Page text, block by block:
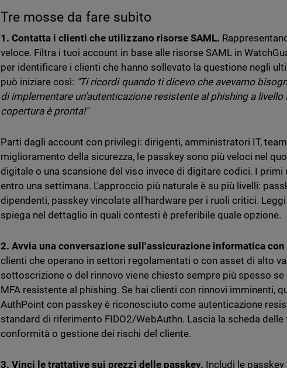
Tre mosse da fare subito
1. Contatta i clienti che utilizzano risorse SAML.
veloce. Filtra i tuoi account in base alle risorse SAML in
per identificare i clienti che hanno sollevato la questione negli
può iniziare così: "Ti ricordi quando ti dicevo che avevamo
di implementare un'autenticazione resistente al phishing a livello
copertura è pronta!"
Parti dagli account con privilegi: dirigenti, amministratori IT,
miglioramento della sicurezza, le passkey sono più veloci nel
digitale o una scansione del viso invece di digitare codici. I
entro una settimana. L'approccio più naturale è su più livelli:
dipendenti, passkey vincolate all'hardware per i ruoli critici.
spiega nel dettaglio in quali contesti è preferibile quale opzione.
2. Avvia una conversazione sull'assicurazione informatica
clienti che operano in settori regolamentati o con asset di alto
sottoscrizione o del rinnovo viene chiesto sempre più spesso
MFA resistente al phishing. Se hai clienti con rinnovi imminenti,
AuthPoint con passkey è riconosciuto come autenticazione
standard di riferimento FIDO2/WebAuthn. Lascia la scheda
conformità o gestione dei rischi del cliente.
3. Vinci le trattative sui prezzi delle passkey. Includi le